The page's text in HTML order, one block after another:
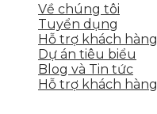
Về chúng tôi
Tuyển dụng
Hỗ trợ khách hàng
Dự án tiêu biểu
Blog và Tin tức
Hỗ trợ khách hàng